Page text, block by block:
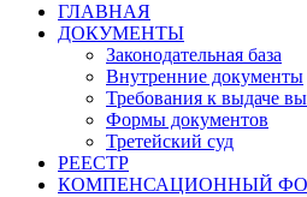
ГЛАВНАЯ
ДОКУМЕНТЫ
Законодательная база
Внутренние документы
Требования к выдаче
Формы документов
Третейский суд
РЕЕСТР
КОМПЕНСАЦИОННЫЙ